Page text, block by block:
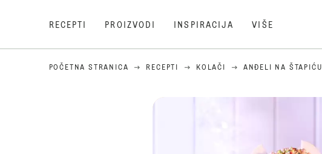
RECEPTI PROIZVODI INSPIRACIJA VIŠE
POČETNA STRANICA RECEPTI KOLAČI ANĐELI NA ŠTAPIĆU